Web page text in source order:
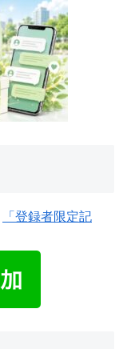
「登録者限定記